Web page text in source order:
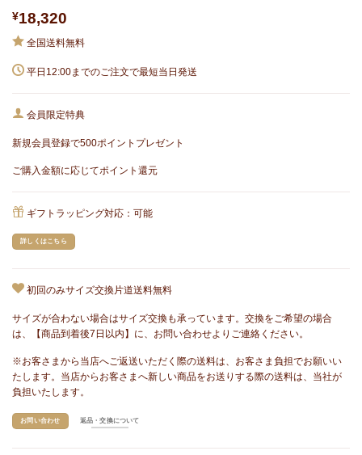
¥18,320
全国送料無料
平日12:00までのご注文で最短当日発送
会員限定特典
新規会員登録で500ポイントプレゼント
ご購入金額に応じてポイント還元
ギフトラッピング対応：可能
詳しくはこちら
初回のみサイズ交換片道送料無料
サイズが合わない場合はサイズ交換も承っています。交換をご希望の場合
は、【商品到着後7日以内】に、お問い合わせよりご連絡ください。
※お客さまから当店へご返送いただく際の送料は、お客さま負担でお願いい
たします。当店からお客さまへ新しい商品をお送りする際の送料は、当社が
負担いたします。
お問い合わせ 返品・交換について